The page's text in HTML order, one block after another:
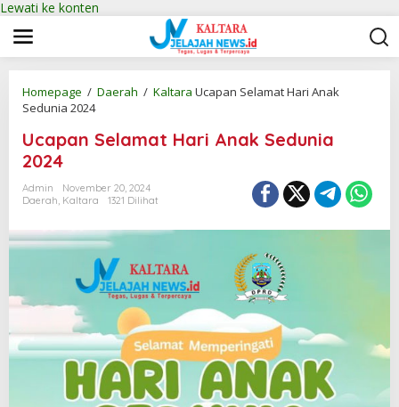
Lewati ke konten
Homepage / Daerah / Kaltara Ucapan Selamat Hari Anak
Sedunia 2024
Ucapan Selamat Hari Anak Sedunia
2024
Admin
November 20, 2024
Daerah, Kaltara 1321 Dilihat